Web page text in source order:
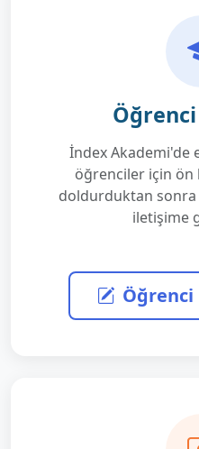
Öğrenci
İndex Akademi'de
öğrenciler için ön
doldurduktan sonra
iletişime
Öğrenci